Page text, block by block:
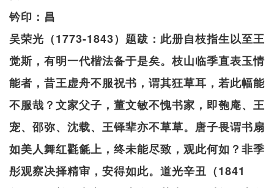
钤印：昌
吴荣光（1773-1843）题跋：此册自枝指生以至王
觉斯，有明一代楷法备于是矣。枝山临季直表玉情
能者，昔王虚舟不服祝书，谓其狂草耳，若此幅能
不服哉？文家父子，董文敏不愧书家，即匏庵、王
宠、邵弥、沈载、王铎辈亦不草草。唐子畏谓书扇
如美人舞红氍毹上，终未能尽致，观此何如？非季
彤观察决择精审，安得如此。道光辛丑（1841